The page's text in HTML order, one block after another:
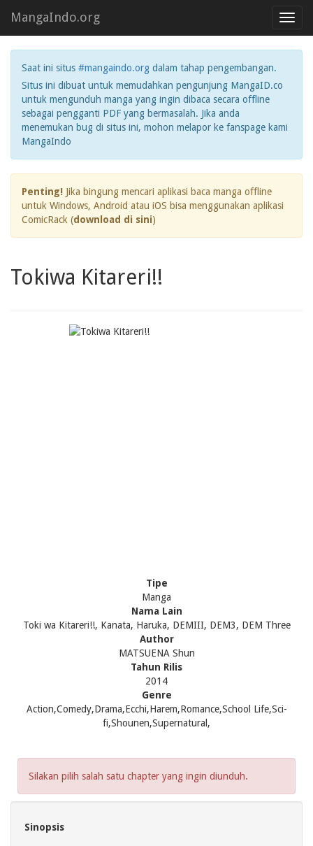
MangaIndo.org
Saat ini situs #mangaindo.org dalam tahap pengembangan.
Situs ini dibuat untuk memudahkan pengunjung MangaID.co
untuk mengunduh manga yang ingin dibaca secara offline
sebagai pengganti PDF yang bermasalah. Jika anda
menemukan bug di situs ini, mohon melapor ke fanspage kami
MangaIndo
Penting! Jika bingung mencari aplikasi baca manga offline
untuk Windows, Android atau iOS bisa menggunakan aplikasi
ComicRack (download di sini)
Tokiwa Kitareri!!
Tipe
Manga
Nama Lain
Toki wa Kitareri!!, Kanata, Haruka, DEMIII, DEM3, DEM Three
Author
MATSUENA Shun
Tahun Rilis
2014
Genre
Action,Comedy,Drama,Ecchi,Harem,Romance,School Life,Sci-
fi,Shounen,Supernatural,
Silakan pilih salah satu chapter yang ingin diunduh.
Sinopsis